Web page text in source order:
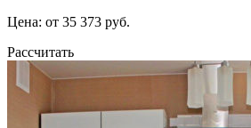
Цена: от 35 373 руб.
Рассчитать